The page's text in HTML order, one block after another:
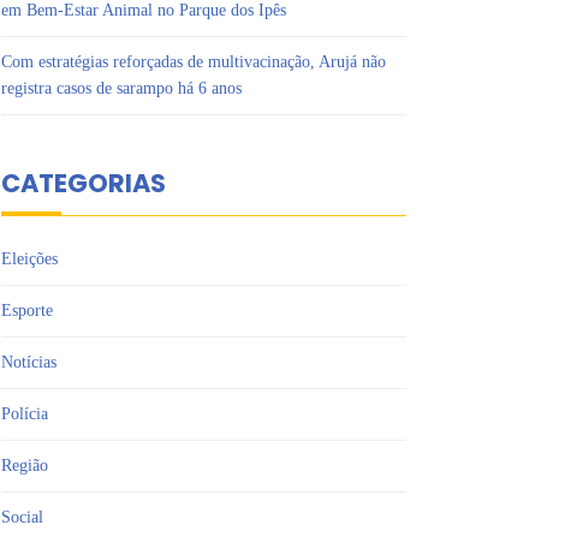
em Bem-Estar Animal no Parque dos Ipês
Com estratégias reforçadas de multivacinação, Arujá não
registra casos de sarampo há 6 anos
CATEGORIAS
Eleições
Esporte
Notícias
Polícia
Região
Social